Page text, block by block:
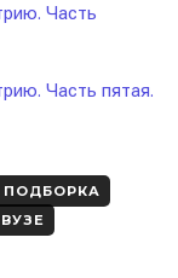
Часть
Часть пятая.
ПОДБОРКА